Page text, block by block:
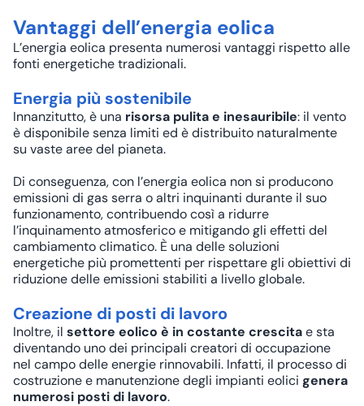
Vantaggi dell’energia eolica
L’energia eolica presenta numerosi vantaggi rispetto alle
fonti energetiche tradizionali.
Energia più sostenibile
Innanzitutto, è una risorsa pulita e inesauribile: il vento
è disponibile senza limiti ed è distribuito naturalmente
su vaste aree del pianeta.
Di conseguenza, con l’energia eolica non si producono
emissioni di gas serra o altri inquinanti durante il suo
funzionamento, contribuendo così a ridurre
l’inquinamento atmosferico e mitigando gli effetti del
cambiamento climatico. È una delle soluzioni
energetiche più promettenti per rispettare gli obiettivi di
riduzione delle emissioni stabiliti a livello globale.
Creazione di posti di lavoro
Inoltre, il settore eolico è in costante crescitae sta
diventando uno dei principali creatori di occupazione
nel campo delle energie rinnovabili. Infatti, il processo di
costruzione e manutenzione degli impianti eolici genera
numerosi posti di lavoro.